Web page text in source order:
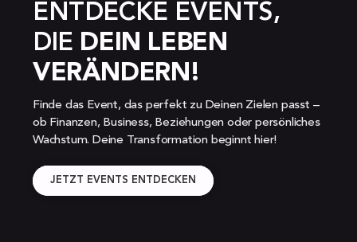
ENTDECKE EVENTS,
DIE DEIN LEBEN
VERÄNDERN!
Finde das Event, das perfekt zu Deinen Zielen passt –
ob Finanzen, Business, Beziehungen oder persönliches
Wachstum. Deine Transformation beginnt hier!
JETZT EVENTS ENTDECKEN